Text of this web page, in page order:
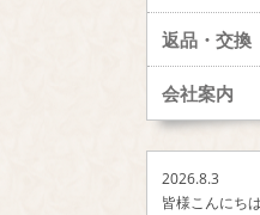
返品・交換
会社案内
2026.8.3
皆様こんにちは